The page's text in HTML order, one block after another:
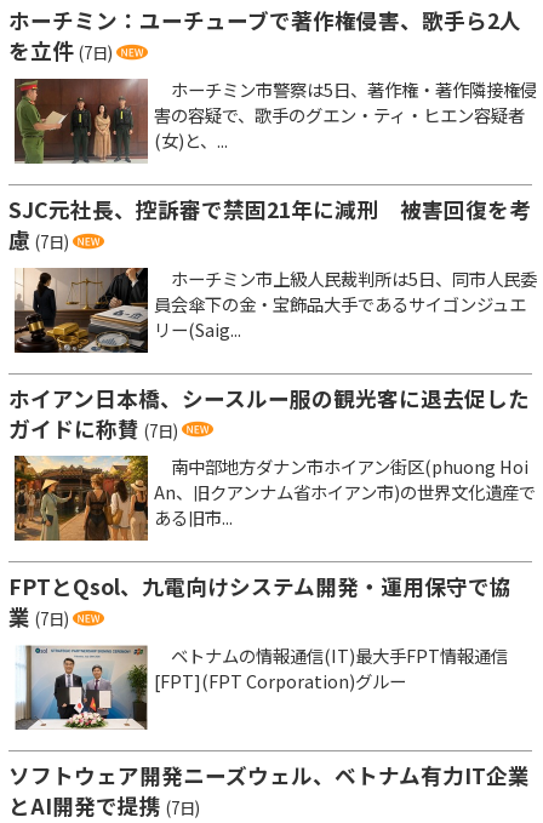
ホーチミン：ユーチューブで著作権侵害、歌手ら2人
を立件 (7日)
ホーチミン市警察は5日、著作権・著作隣接権侵
害の容疑で、歌手のグエン・ティ・ヒエン容疑者
(女)と、...
SJC元社長、控訴審で禁固21年に減刑 被害回復を考
慮 (7日)
ホーチミン市上級人民裁判所は5日、同市人民委
員会傘下の金・宝飾品大手であるサイゴンジュエ
リー(Saig...
ホイアン日本橋、シースルー服の観光客に退去促した
ガイドに称賛 (7日)
南中部地方ダナン市ホイアン街区(phuong Hoi
An、旧クアンナム省ホイアン市)の世界文化遺産で
ある旧市...
FPTとQsol、九電向けシステム開発・運用保守で協
業 (7日)
ベトナムの情報通信(IT)最大手FPT情報通信
[FPT](FPT Corporation)グルー
ソフトウェア開発ニーズウェル、ベトナム有力IT企業
とAI開発で提携 (7日)